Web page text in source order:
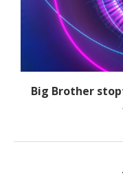
Big Brother